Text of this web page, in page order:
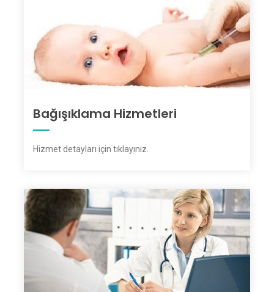
Bağışıklama Hizmetleri
Hizmet detayları için tıklayınız